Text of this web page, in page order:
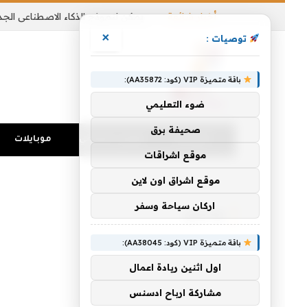
أخبار شائعة
تواصل اجتماعي موبايلات
الرئيسية»
والحزم
توصيات : ×
باقة متميزة VIP (كود: AA35872):
ضوء التعليمي
صحيفة برق
موقع اشراقات
موقع اشراق اون لاين
اركان سياحة وسفر
باقة متميزة VIP (كود: AA38045):
اول اثنين ريادة اعمال
مشاركة ارباح ادسنس